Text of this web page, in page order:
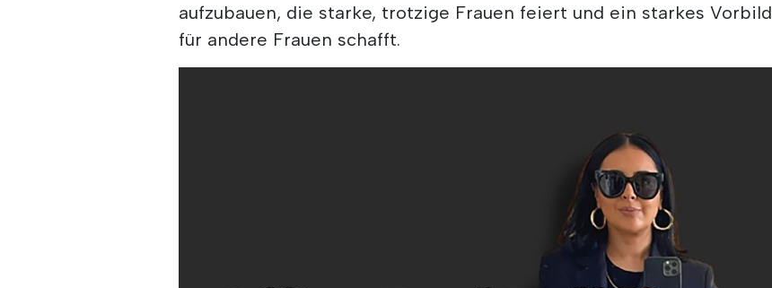
aufzubauen, die starke, trotzige Frauen feiert und ein starkes Vorbild
für andere Frauen schafft.